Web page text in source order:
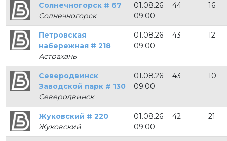
Солнечногорск # 67
Солнечногорск
01.08.26
09:00
44 16
Петровская
набережная # 218
Астрахань
01.08.26
09:00
43 12
Северодвинск
Заводской парк # 130
Северодвинск
01.08.26
09:00
43 10
Жуковский # 220
Жуковский
01.08.26
09:00
42 21